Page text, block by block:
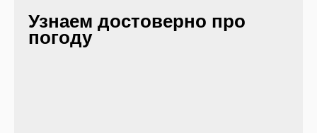
Узнаем достоверно про
погоду